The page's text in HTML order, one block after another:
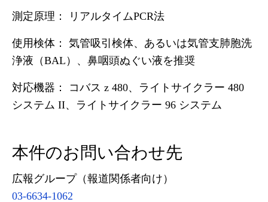
測定原理： リアルタイムPCR法
使用検体： 気管吸引検体、あるいは気管支肺胞洗
浄液（BAL）、鼻咽頭ぬぐい液を推奨
対応機器： コバス z 480、ライトサイクラー 480
システム II、ライトサイクラー 96 システム
本件のお問い合わせ先
広報グループ（報道関係者向け）
03-6634-1062